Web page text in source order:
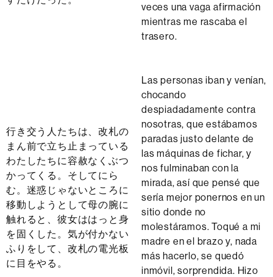
veces una vaga afirmación
mientras me rascaba el
trasero.
行き交う人たちは、改札の
まん前で立ち止まっている
わたしたちに容赦なくぶつ
かってくる。そしてにら
む。迷惑じゃないところに
移動しようとして母の腕に
触れると、彼女ははっと身
を固くした。気が付かない
ふりをして、改札の電光板
に目をやる。
Las personas iban y venían,
chocando
despiadadamente contra
nosotras, que estábamos
paradas justo delante de
las máquinas de fichar, y
nos fulminaban con la
mirada, así que pensé que
sería mejor ponernos en un
sitio donde no
molestáramos. Toqué a mi
madre en el brazo y, nada
más hacerlo, se quedó
inmóvil, sorprendida. Hizo